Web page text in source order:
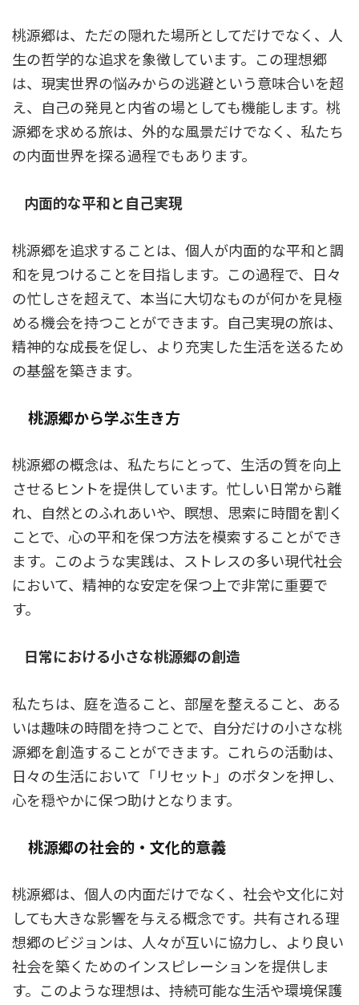
桃源郷は、ただの隠れた場所としてだけでなく、人
生の哲学的な追求を象徴しています。この理想郷
は、現実世界の悩みからの逃避という意味合いを超
え、自己の発見と内省の場としても機能します。桃
源郷を求める旅は、外的な風景だけでなく、私たち
の内面世界を探る過程でもあります。
内面的な平和と自己実現
桃源郷を追求することは、個人が内面的な平和と調
和を見つけることを目指します。この過程で、日々
の忙しさを超えて、本当に大切なものが何かを見極
める機会を持つことができます。自己実現の旅は、
精神的な成長を促し、より充実した生活を送るため
の基盤を築きます。
桃源郷から学ぶ生き方
桃源郷の概念は、私たちにとって、生活の質を向上
させるヒントを提供しています。忙しい日常から離
れ、自然とのふれあいや、瞑想、思索に時間を割く
ことで、心の平和を保つ方法を模索することができ
ます。このような実践は、ストレスの多い現代社会
において、精神的な安定を保つ上で非常に重要で
す。
日常における小さな桃源郷の創造
私たちは、庭を造ること、部屋を整えること、ある
いは趣味の時間を持つことで、自分だけの小さな桃
源郷を創造することができます。これらの活動は、
日々の生活において「リセット」のボタンを押し、
心を穏やかに保つ助けとなります。
桃源郷の社会的・文化的意義
桃源郷は、個人の内面だけでなく、社会や文化に対
しても大きな影響を与える概念です。共有される理
想郷のビジョンは、人々が互いに協力し、より良い
社会を築くためのインスピレーションを提供しま
す。このような理想は、持続可能な生活や環境保護